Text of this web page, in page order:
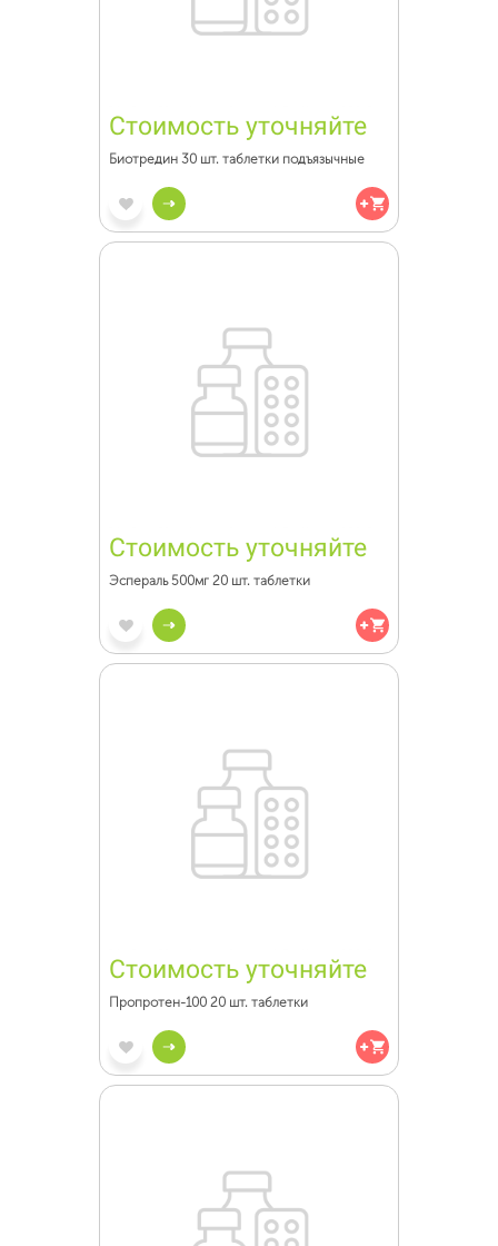
Стоимость уточняйте
Биотредин 30 шт. таблетки подъязычные
Стоимость уточняйте
Эспераль 500мг 20 шт. таблетки
Стоимость уточняйте
Пропротен-100 20 шт. таблетки